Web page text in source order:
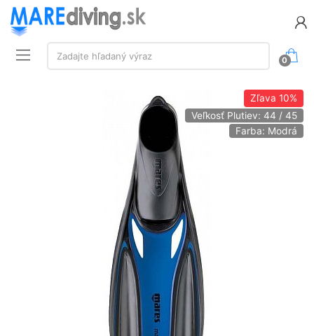
Vyhľadávanie:
Zadajte hľadaný výraz
0
Zľava 10%
Veľkosť Plutiev: 44 / 45
Farba: Modrá